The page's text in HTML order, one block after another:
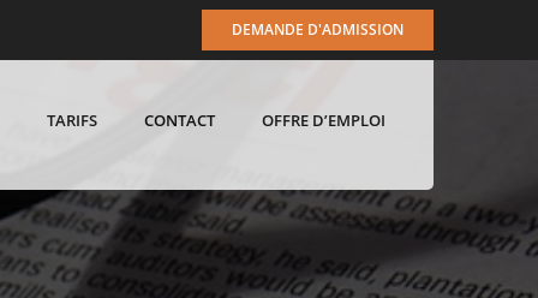
DEMANDE D'ADMISSION
TARIFS CONTACT OFFRE D’EMPLOI